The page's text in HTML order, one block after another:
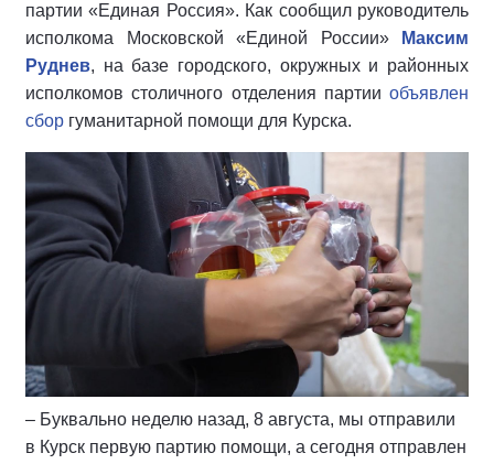
партии «Единая Россия». Как сообщил руководитель
исполкома Московской «Единой России»
Максим
Руднев, на базе городского, окружных и районных
исполкомов столичного отделения партии объявлен
сбор гуманитарной помощи для Курска.
– Буквально неделю назад, 8 августа, мы отправили
в Курск первую партию помощи, а сегодня отправлен